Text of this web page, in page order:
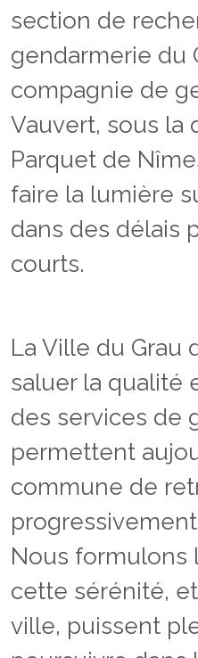
section de
gendarmerie du
compagnie de
Vauvert, sous la
Parquet de
faire la lumière
dans des délais
courts.
La Ville du Grau
saluer la qualité
des services de
permettent
commune de
Nous formulons
cette sérénité,
ville, puissent